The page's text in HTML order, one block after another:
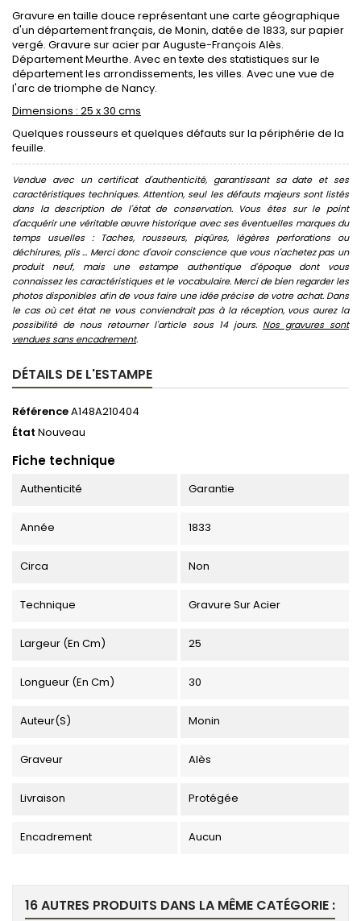
Gravure en taille douce représentant une carte géographique
d'un département français, de Monin, datée de 1833, sur papier
vergé. Gravure sur acier par Auguste-François Alès.
Département Meurthe. Avec en texte des statistiques sur le
département les arrondissements, les villes. Avec une vue de
l'arc de triomphe de Nancy.
Dimensions : 25 x 30 cms
Quelques rousseurs et quelques défauts sur la périphérie de la
feuille.
Vendue avec un certificat d'authenticité, garantissant sa date et ses
caractéristiques techniques. Attention, seul les défauts majeurs sont listés
dans la description de l'état de conservation. Vous êtes sur le point
d'acquérir une véritable œuvre historique avec ses éventuelles marques du
temps usuelles : Taches, rousseurs, piqûres, légères perforations ou
déchirures, plis ... Merci donc d'avoir conscience que vous n'achetez pas un
produit neuf, mais une estampe authentique d'époque dont vous
connaissez les caractéristiques et le vocabulaire. Merci de bien regarder les
photos disponibles afin de vous faire une idée précise de votre achat. Dans
le cas où cet état ne vous conviendrait pas à la réception, vous aurez la
possibilité de nous retourner l'article sous 14 jours. Nos gravures sont
vendues sans encadrement.
DÉTAILS DE L'ESTAMPE
RéférenceA148A210404
État Nouveau
Fiche technique
Authenticité Garantie
Année 1833
Circa Non
Technique Gravure Sur Acier
Largeur (en Cm) 25
Longueur (en Cm) 30
Auteur(s) Monin
Graveur Alès
Livraison Protégée
Encadrement Aucun
16 AUTRES PRODUITS DANS LA MÊME CATÉGORIE :